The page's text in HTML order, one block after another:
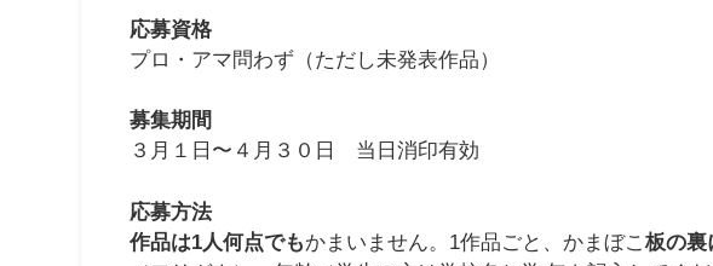
応募資格
プロ・アマ問わず（ただし未発表作品）
募集期間
３月１日〜４月３０日 当日消印有効
応募方法
作品は1人何点でもかまいません。1作品ごと、かまぼこ板の裏